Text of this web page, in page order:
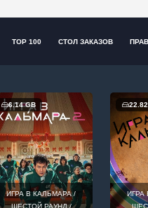
TOP 100 СТОЛ ЗАКАЗОВ
6.14 GB
ИГРА В КАЛЬМАРА /
ШЕСТОЙ РАУНД /
ИГРА